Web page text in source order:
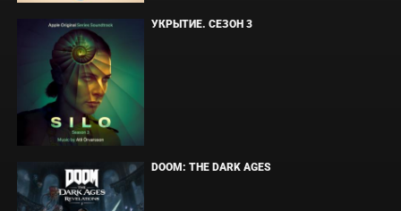
УКРЫТИЕ. СЕЗОН 3
DOOM: THE DARK AGES